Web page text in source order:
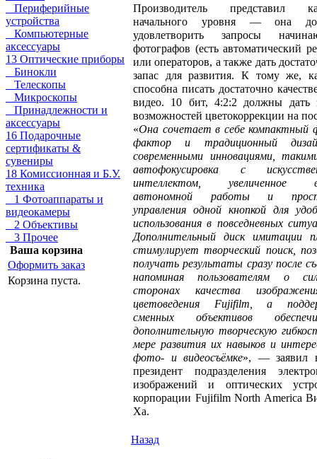
Периферийные
устройства
Компьютерные
аксессуары
13 Оптические приборы
Бинокли
Телескопы
Микроскопы
Принадлежности и
аксессуары
16 Подарочные
сертификаты &
сувениры
18 Комиссионная и Б.У.
техника
1 Фотоаппараты и
видеокамеры
2 Объективы
3 Прочее
Ваша корзина
Оформить заказ
Корзина пуста.
Производитель представил
начального уровня — она
удовлетворить запросы
фотографов (есть автоматический
или операторов, а также дать
запас для развития. К тому же,
способна писать достаточно
видео. 10 бит, 4:2:2 должны дать
возможностей цветокоррекции на
«Она сочетает в себе компактный
фактор и традиционный
современными инновациями,
автофокусировка с
интеллектом, увеличенное
автономной работы и
управления одной кнопкой для
использования в повседневных
Дополнительный диск имитации
стимулирует творческий поиск,
получать результаты сразу после
напоминая пользователям о
сторонах качества
цветоведения Fujifilm, а
сменных объективов
дополнительную творческую
мере развития их навыков и
фото- и видеосъёмке», — заявил
президент подразделения
изображений и оптических
корпорации Fujifilm North America
Ха.
Назад